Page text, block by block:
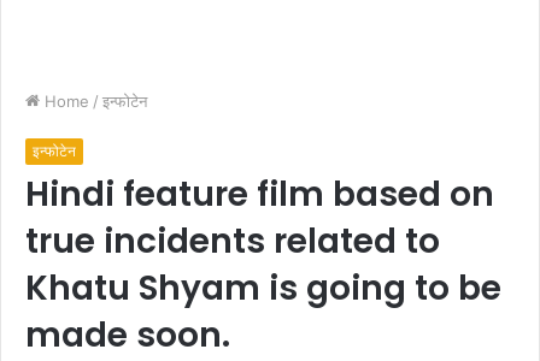
Home / इन्फोटेन
इन्फोटेन
Hindi feature film based on
true incidents related to
Khatu Shyam is going to be
made soon.